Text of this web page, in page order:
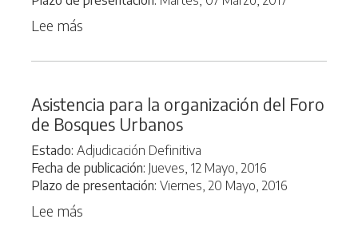
Lee más
de
TIC
para
proyecto
Forcip+
Asistencia para la organización del Foro
de Bosques Urbanos
Estado Adjudicación Definitiva
Fecha de publicación Jueves, 12 Mayo, 2016
Plazo de presentación Viernes, 20 Mayo, 2016
Lee más